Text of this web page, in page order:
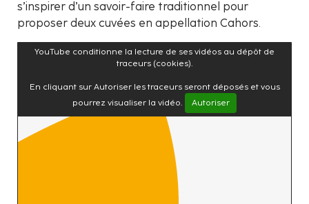
s’inspirer d’un savoir-faire traditionnel pour
proposer deux cuvées en appellation Cahors.
YouTube conditionne la lecture de ses vidéos au dépôt de
traceurs (cookies).
En cliquant sur Autoriser les traceurs seront déposés et vous
pourrez visualiser la vidéo.
Autoriser